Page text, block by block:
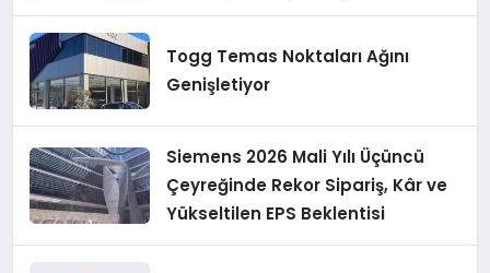
Hedefliyoruz”
Togg Temas Noktaları Ağını
Genişletiyor
Siemens 2026 Mali Yılı Üçüncü
Çeyreğinde Rekor Sipariş, Kâr ve
Yükseltilen EPS Beklentisi